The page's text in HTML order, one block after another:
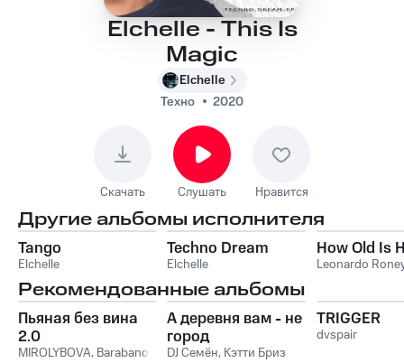
Elchelle - This Is
Magic
Elchelle
Техно
2020
Скачать Слушать Нравится
Другие альбомы исполнителя
Tango
Elchelle
Techno Dream
Elchelle
How Old Is
Leonardo
Рекомендованные альбомы
Пьяная без вина
2.0
MIROLYBOVA, Barabanov
А деревня вам - не
город
DJ Семён, Кэтти Бриз
TRIGGER
dvspair